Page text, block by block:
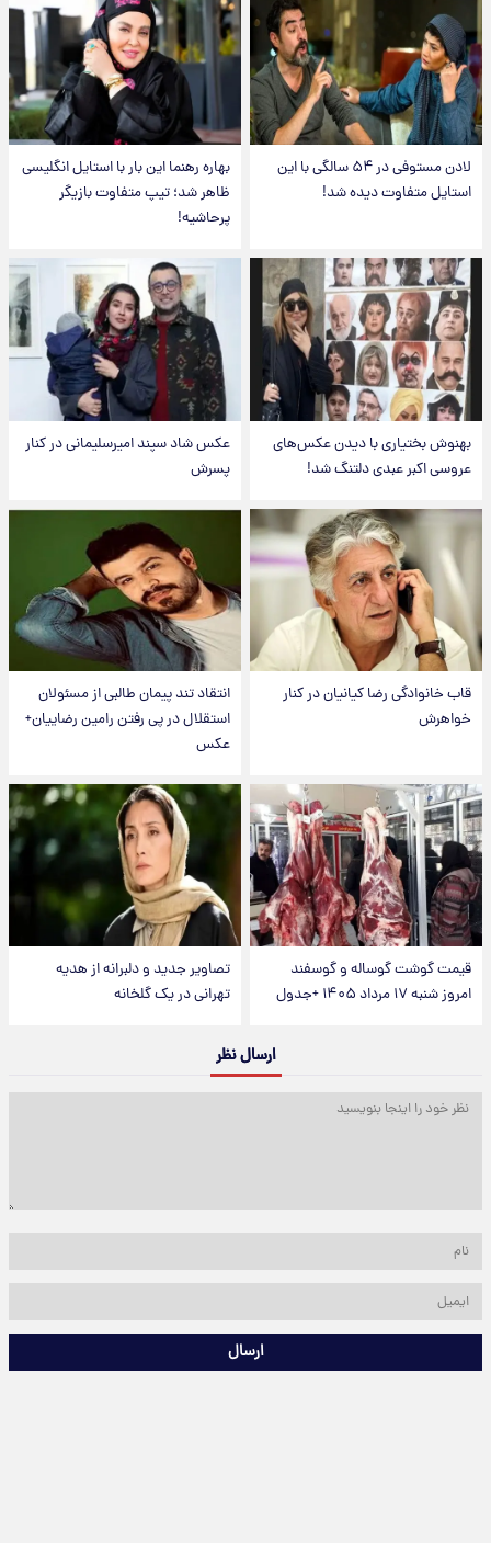
لادن مستوفی در ۵۴ سالگی با این
استایل متفاوت دیده شد!
بهاره رهنما این بار با استایل انگلیسی
ظاهر شد؛ تیپ متفاوت بازیگر
پرحاشیه!
بهنوش بختیاری با دیدن عکس‌های
عروسی اکبر عبدی دلتنگ شد!
عکس شاد سپند امیرسلیمانی در کنار
پسرش
قاب خانوادگی رضا کیانیان در کنار
خواهرش
انتقاد تند پیمان طالبی از مسئولان
استقلال در پی رفتن رامین رضاییان+
عکس
قیمت گوشت گوساله و گوسفند
امروز شنبه ۱۷ مرداد ۱۴۰۵ +جدول
تصاویر جدید و دلبرانه از هدیه
تهرانی در یک گلخانه
ارسال نظر
ارسال